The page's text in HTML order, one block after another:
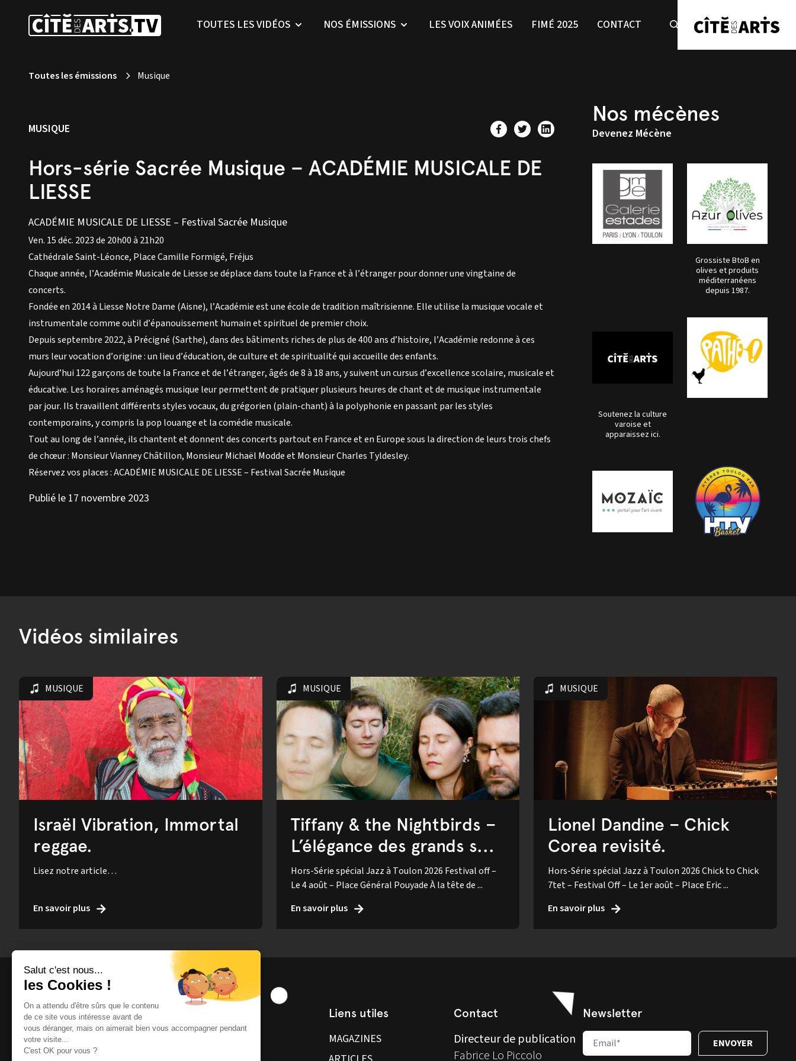
TOUTES LES VIDÉOS NOS ÉMISSIONS LES VOIX ANIMÉES FIMÉ 2025 CONTACT
Toutes les émissions Musique
MUSIQUE
Hors-série Sacrée Musique – ACADÉMIE MUSICALE DE
LIESSE
ACADÉMIE MUSICALE DE LIESSE – Festival Sacrée Musique
Ven. 15 déc. 2023 de 20h00 à 21h20
Cathédrale Saint-Léonce, Place Camille Formigé, Fréjus
Chaque année, l’Académie Musicale de Liesse se déplace dans toute la France et à l’étranger pour donner une vingtaine de
concerts.
Fondée en 2014 à Liesse Notre Dame (Aisne), l’Académie est une école de tradition maîtrisienne. Elle utilise la musique vocale et
instrumentale comme outil d’épanouissement humain et spirituel de premier choix.
Depuis septembre 2022, à Précigné (Sarthe), dans des bâtiments riches de plus de 400 ans d’histoire, l’Académie redonne à ces
murs leur vocation d’origine : un lieu d’éducation, de culture et de spiritualité qui accueille des enfants.
Aujourd’hui 122 garçons de toute la France et de l’étranger, âgés de 8 à 18 ans, y suivent un cursus d’excellence scolaire, musicale et
éducative. Les horaires aménagés musique leur permettent de pratiquer plusieurs heures de chant et de musique instrumentale
par jour. Ils travaillent différents styles vocaux, du grégorien (plain-chant) à la polyphonie en passant par les styles
contemporains, y compris la pop louange et la comédie musicale.
Tout au long de l’année, ils chantent et donnent des concerts partout en France et en Europe sous la direction de leurs trois chefs
de chœur : Monsieur Vianney Châtillon, Monsieur Michaël Modde et Monsieur Charles Tyldesley.
Réservez vos places :ACADÉMIE MUSICALE DE LIESSE – Festival Sacrée Musique
Publié le 17 novembre 2023
Nos mécènes
Devenez Mécène
Grossiste BtoB en
olives et produits
méditerranéens
depuis 1987.
Soutenez la culture
varoise et
apparaissez ici.
Vidéos similaires
MUSIQUE
Israël Vibration, Immortal
reggae.
Lisez notre article…
En savoir plus
MUSIQUE
Tiffany & the Nightbirds –
L’élégance des grands s...
Hors-Série spécial Jazz à Toulon 2026 Festival off –
Le 4 août – Place Général Pouyade À la tête de ...
En savoir plus
MUSIQUE
Lionel Dandine – Chick
Corea revisité.
Hors-Série spécial Jazz à Toulon 2026 Chick to Chick
7tet – Festival Off – Le 1er août – Place Eric ...
En savoir plus
Liens utiles
MAGAZINES
Contact
Directeur de publication
Fabrice Lo Piccolo
Newsletter